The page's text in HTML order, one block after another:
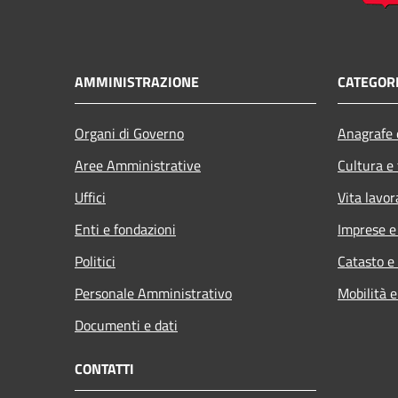
AMMINISTRAZIONE
Organi di Governo
Aree Amministrative
Uffici
Enti e fondazioni
Politici
Personale Amministrativo
Documenti e dati
Cultura
Vita
Imprese
Catasto
Mobilità
CONTATTI